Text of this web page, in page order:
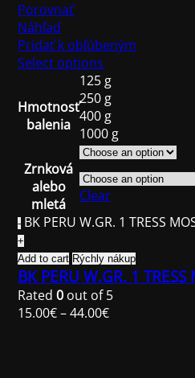
Porovnať
Náhľad
Pridať k obľúbeným
Select options
Hmotnosť
balenia
125 g
250 g
400 g
1000 g
Zrnková
alebo
mletá
Clear
BK PERU W.GR. 1 TRESS
Add to cart Rýchly nákup
BK PERU W.GR. 1 TRESS
Rated0 out of 5
15.00€–44.00€